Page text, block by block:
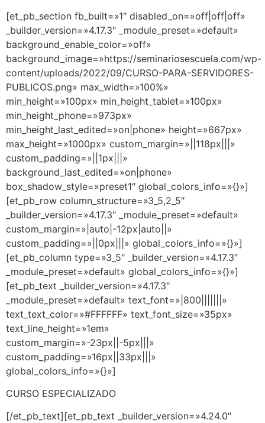
[et_pb_section fb_built=»1″ disabled_on=»off|off|off»
_builder_version=»4.17.3″ _module_preset=»default»
background_enable_color=»off»
background_image=»https://seminariosescuela.com/wp-
content/uploads/2022/09/CURSO-PARA-SERVIDORES-
PUBLICOS.png» max_width=»100%»
min_height=»100px» min_height_tablet=»100px»
min_height_phone=»973px»
min_height_last_edited=»on|phone» height=»667px»
max_height=»1000px» custom_margin=»||118px|||»
custom_padding=»||1px|||»
background_last_edited=»on|phone»
box_shadow_style=»preset1″ global_colors_info=»{}»]
[et_pb_row column_structure=»3_5,2_5″
_builder_version=»4.17.3″ _module_preset=»default»
custom_margin=»|auto|-12px|auto||»
custom_padding=»||0px|||» global_colors_info=»{}»]
[et_pb_column type=»3_5″ _builder_version=»4.17.3″
_module_preset=»default» global_colors_info=»{}»]
[et_pb_text _builder_version=»4.17.3″
_module_preset=»default» text_font=»|800|||||||»
text_text_color=»#FFFFFF» text_font_size=»35px»
text_line_height=»1em»
custom_margin=»-23px||-5px|||»
custom_padding=»16px||33px|||»
global_colors_info=»{}»]
CURSO ESPECIALIZADO
[/et_pb_text][et_pb_text _builder_version=»4.24.0″